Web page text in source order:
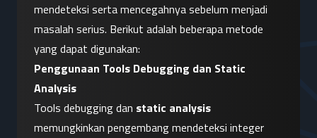
mendeteksi serta mencegahnya sebelum menjadi
masalah serius. Berikut adalah beberapa metode
yang dapat digunakan:
Penggunaan Tools Debugging dan Static
Analysis
Tools debugging dan static analysis
memungkinkan pengembang mendeteksi integer